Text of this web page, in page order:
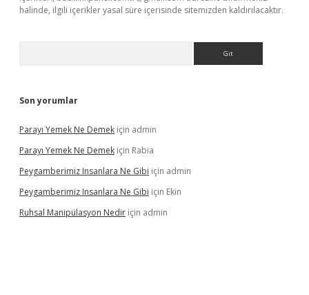
halinde, ilgili içerikler yasal süre içerisinde sitemizden kaldırılacaktır.
Son yorumlar
Parayı Yemek Ne Demek için admin
Parayı Yemek Ne Demek için Rabia
Peygamberimiz Insanlara Ne Gibi için admin
Peygamberimiz Insanlara Ne Gibi için Ekin
Ruhsal Manipülasyon Nedir için admin